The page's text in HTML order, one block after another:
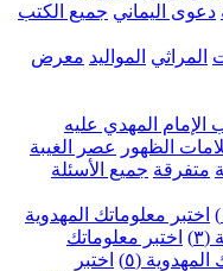
جميع الكتب
معرض
عليه
الغيبة
المهدوية
اختبر